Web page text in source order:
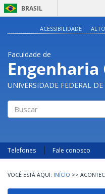
BRASIL
ACESSIBILIDADE
Faculdade de
Engenharia
UNIVERSIDADE FEDERAL
Telefones Fale conosco
INÍCIO >>